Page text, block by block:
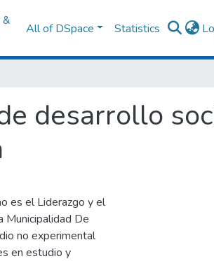
&
All of DSpace Statistics
desarrollo
es el Liderazgo y el
Municipalidad De
no experimental
en estudio y